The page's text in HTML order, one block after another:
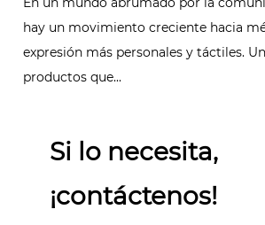
hay un movimiento creciente hacia
expresión más personales y táctiles.
productos que...
Si lo necesita,
¡contáctenos!